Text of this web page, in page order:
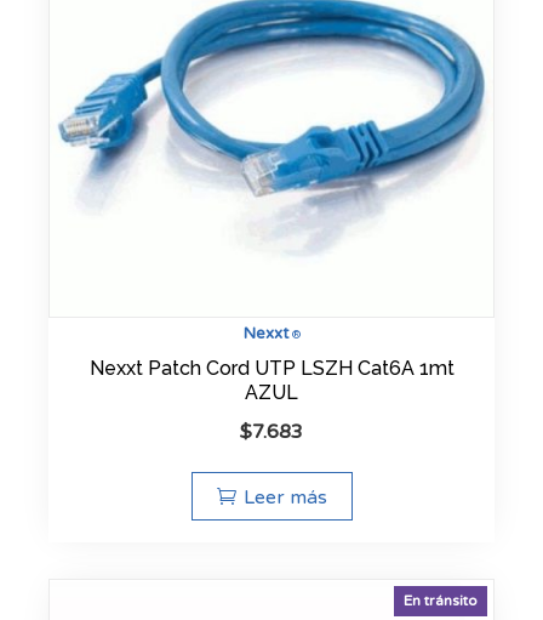
Nexxt®
Nexxt Patch Cord UTP LSZH Cat6A 1mt
AZUL
$7.683
Leer más
En tránsito